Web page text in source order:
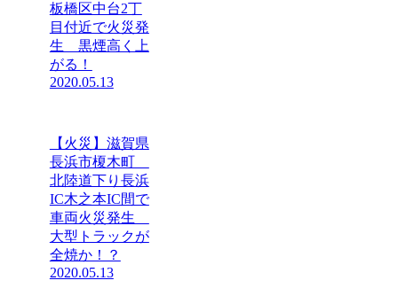
板橋区中台2丁
目付近で火災発
生 黒煙高く上
がる！
2020.05.13
【火災】滋賀県
長浜市榎木町
北陸道下り長浜
IC木之本IC間で
車両火災発生
大型トラックが
全焼か！？
2020.05.13